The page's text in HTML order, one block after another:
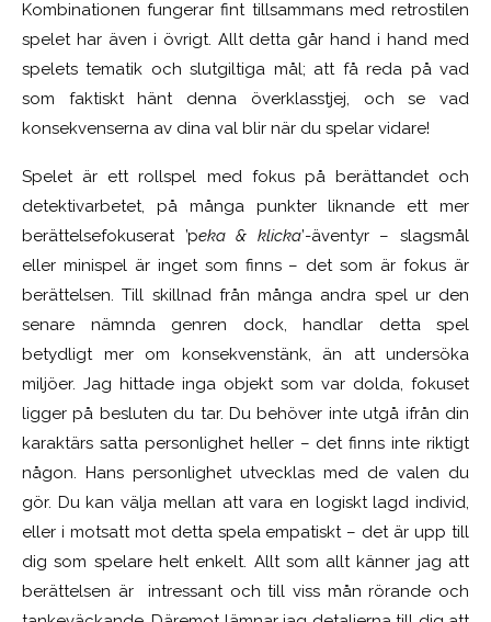
Kombinationen fungerar fint tillsammans med retrostilen
spelet har även i övrigt. Allt detta går hand i hand med
spelets tematik och slutgiltiga mål; att få reda på vad
som faktiskt hänt denna överklasstjej, och se vad
konsekvenserna av dina val blir när du spelar vidare!
Spelet är ett rollspel med fokus på berättandet och
detektivarbetet, på många punkter liknande ett mer
berättelsefokuserat ’peka & klicka’-äventyr – slagsmål
eller minispel är inget som finns – det som är fokus är
berättelsen. Till skillnad från många andra spel ur den
senare nämnda genren dock, handlar detta spel
betydligt mer om konsekvenstänk, än att undersöka
miljöer. Jag hittade inga objekt som var dolda, fokuset
ligger på besluten du tar. Du behöver inte utgå ifrån din
karaktärs satta personlighet heller – det finns inte riktigt
någon. Hans personlighet utvecklas med de valen du
gör. Du kan välja mellan att vara en logiskt lagd individ,
eller i motsatt mot detta spela empatiskt – det är upp till
dig som spelare helt enkelt. Allt som allt känner jag att
berättelsen är intressant och till viss mån rörande och